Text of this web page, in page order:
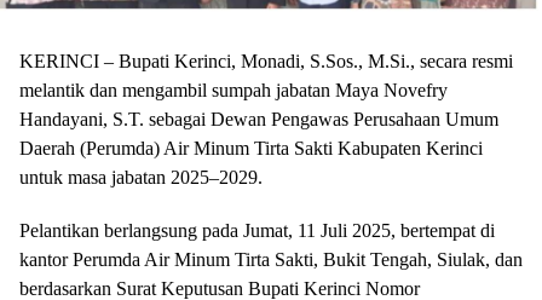
KERINCI – Bupati Kerinci, Monadi, S.Sos., M.Si., secara resmi
melantik dan mengambil sumpah jabatan Maya Novefry
Handayani, S.T. sebagai Dewan Pengawas Perusahaan Umum
Daerah (Perumda) Air Minum Tirta Sakti Kabupaten Kerinci
untuk masa jabatan 2025–2029.
Pelantikan berlangsung pada Jumat, 11 Juli 2025, bertempat di
kantor Perumda Air Minum Tirta Sakti, Bukit Tengah, Siulak, dan
berdasarkan Surat Keputusan Bupati Kerinci Nomor